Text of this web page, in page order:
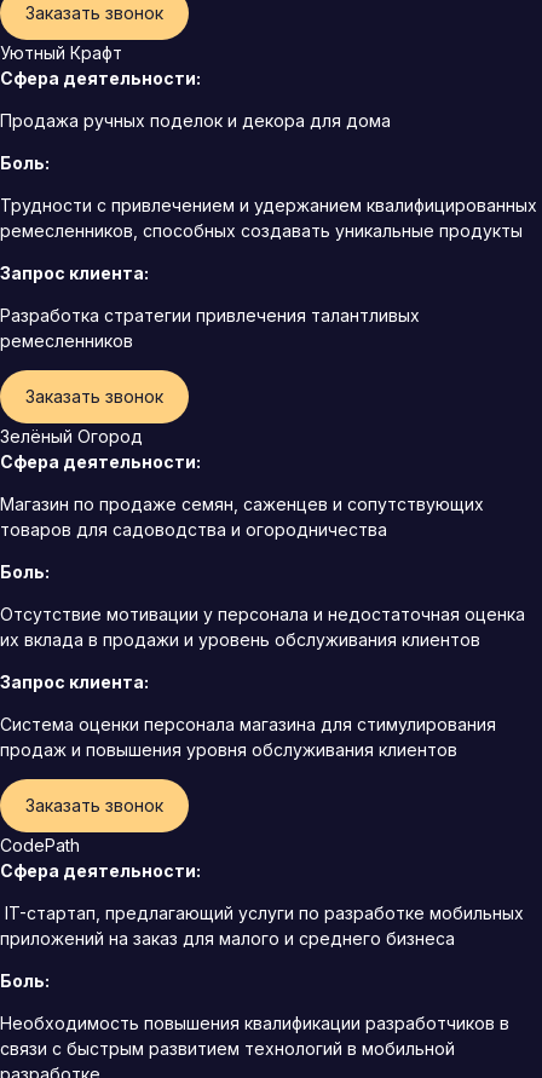
Заказать звонок
Уютный Крафт
Сфера деятельности:
Продажа ручных поделок и декора для дома
Боль:
Трудности с привлечением и удержанием квалифицированных
ремесленников, способных создавать уникальные продукты
Запрос клиента:
Разработка стратегии привлечения талантливых
ремесленников
Заказать звонок
Зелёный Огород
Сфера деятельности:
Магазин по продаже семян, саженцев и сопутствующих
товаров для садоводства и огородничества
Боль:
Отсутствие мотивации у персонала и недостаточная оценка
их вклада в продажи и уровень обслуживания клиентов
Запрос клиента:
Система оценки персонала магазина для стимулирования
продаж и повышения уровня обслуживания клиентов
Заказать звонок
CodePath
Сфера деятельности:
IT-стартап, предлагающий услуги по разработке мобильных
приложений на заказ для малого и среднего бизнеса
Боль:
Необходимость повышения квалификации разработчиков в
связи с быстрым развитием технологий в мобильной
разработке